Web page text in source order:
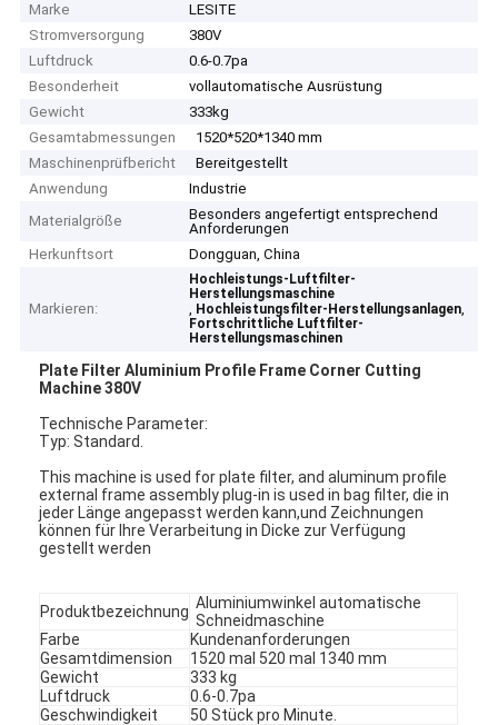
Marke
LESITE
Stromversorgung
380V
Luftdruck
0.6-0.7pa
Besonderheit
vollautomatische Ausrüstung
Gewicht
333kg
Gesamtabmessungen
1520*520*1340 mm
Maschinenprüfbericht
Bereitgestellt
Anwendung
Industrie
Materialgröße
Besonders angefertigt entsprechend
Anforderungen
Herkunftsort
Dongguan, China
Markieren:
Hochleistungs-Luftfilter-
Herstellungsmaschine
, Hochleistungsfilter-Herstellungsanlagen,
Fortschrittliche Luftfilter-
Herstellungsmaschinen
Plate Filter Aluminium Profile Frame Corner Cutting
Machine 380V
Technische Parameter:
Typ: Standard.
This machine is used for plate filter, and aluminum profile
external frame assembly plug-in is used in bag filter, die in
jeder Länge angepasst werden kann,und Zeichnungen
können für Ihre Verarbeitung in Dicke zur Verfügung
gestellt werden
Produktbezeichnung Aluminiumwinkel automatische
Schneidmaschine
Farbe
Kundenanforderungen
Gesamtdimension
1520 mal 520 mal 1340 mm
Gewicht
333 kg
Luftdruck
0.6-0.7pa
Geschwindigkeit
50 Stück pro Minute.